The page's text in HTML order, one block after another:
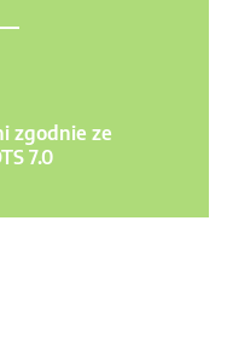
zgodnie ze
7.0